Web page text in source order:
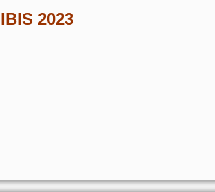
IBIS 2023